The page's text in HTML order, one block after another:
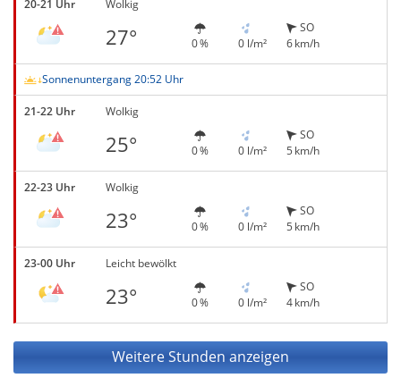
20-21 Uhr Wolkig
27° 0 % 0 l/m²
SO
6 km/h
Sonnenuntergang 20:52 Uhr
21-22 Uhr Wolkig
25° 0 % 0 l/m²
SO
5 km/h
22-23 Uhr Wolkig
23° 0 % 0 l/m²
SO
5 km/h
23-00 Uhr Leicht bewölkt
23° 0 % 0 l/m²
SO
4 km/h
Weitere Stunden anzeigen